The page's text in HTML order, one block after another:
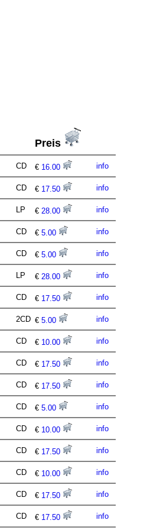
Preis
CD € 16.00 info
CD € 17.50 info
LP € 28.00 info
CD € 5.00 info
CD € 5.00 info
LP € 28.00 info
CD € 17.50 info
2CD € 5.00 info
CD € 10.00 info
CD € 17.50 info
CD € 17.50 info
CD € 5.00 info
CD € 10.00 info
CD € 17.50 info
CD € 10.00 info
CD € 17.50 info
CD € 17.50 info